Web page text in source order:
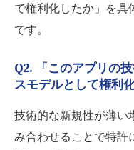
で権利化したか」を具
です。
Q2. 「このアプリの
スモデルとして権利
技術的な新規性が薄い
み合わせることで特許